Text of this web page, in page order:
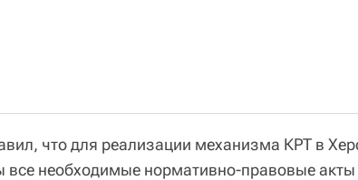
что для реализации механизма КРТ в
все необходимые нормативно-правовые акты